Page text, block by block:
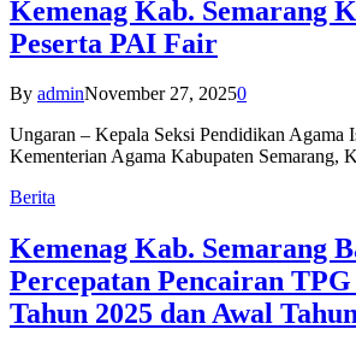
Kemenag Kab. Semarang
Peserta PAI Fair
By adminNovember 27, 20250
Ungaran – Kepala Seksi Pendidikan Agama
Kementerian Agama Kabupaten Semarang,
Berita
Kemenag Kab. Semarang
Percepatan Pencairan
Tahun 2025 dan Awal